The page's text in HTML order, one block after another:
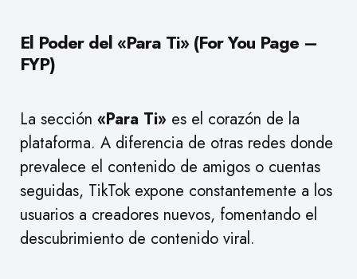
El Poder del «Para Ti» (For You Page –
FYP)
La sección «Para Ti» es el corazón de la
plataforma. A diferencia de otras redes donde
prevalece el contenido de amigos o cuentas
seguidas, TikTok expone constantemente a los
usuarios a creadores nuevos, fomentando el
descubrimiento de contenido viral.